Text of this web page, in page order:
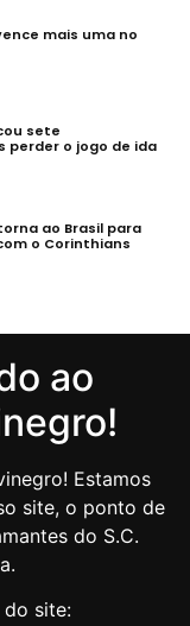
mais uma no
sete
perder o jogo de ida
ao Brasil para
o Corinthians
ao
Estamos
site, o ponto de
do S.C.
site: